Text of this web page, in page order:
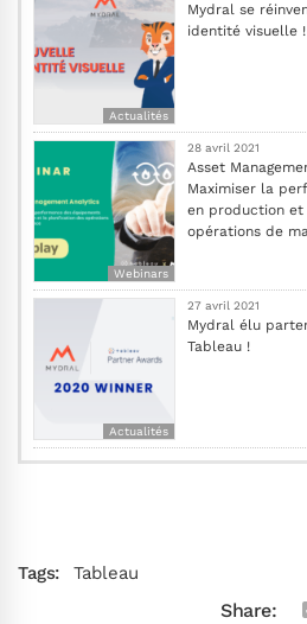
Actualités
Mydral se
identité visuelle !
Webinars
28 avril 2021
Asset
Maximiser la
en production
opérations de
Actualités
27 avril 2021
Mydral élu
Tableau !
Tags: Tableau
Share: